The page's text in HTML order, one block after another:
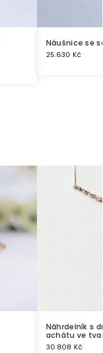
Náušnice se
25.630 Kč
Náhrdelník s
achátu ve
30.808 Kč